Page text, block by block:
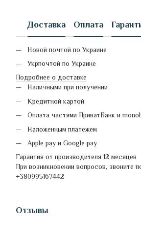
Доставка Оплата
Новой почтой по Украине
Укрпочтой по Украине
Подробнее о доставке
Наличными при получении
Кредитной картой
Оплата частями ПриватБанк и
Наложенным платежем
Apple pay и Google pay
Гарантия от производителя 12 месяцев
При возникновении вопросов, звоните
+380995167442
Отзывы